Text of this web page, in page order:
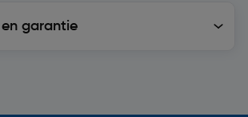
garantie